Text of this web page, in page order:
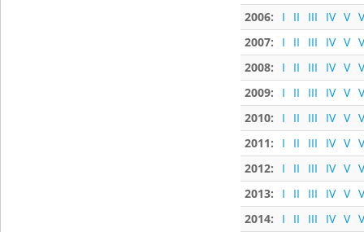
2006:
I II III IV V
2007:
I II III IV V
2008:
I II III IV V
2009:
I II III IV V
2010:
I II III IV V
2011:
I II III IV V
2012:
I II III IV V
2013:
I II III IV V
2014:
I II III IV V